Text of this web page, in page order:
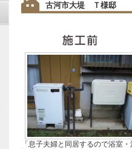
古河市大堤 Ｔ様邸
「息子夫婦と同居するので浴室